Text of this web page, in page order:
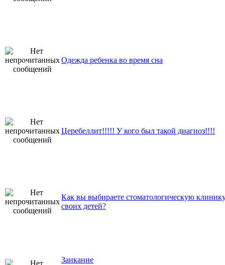
Одежда ребенка во время сна
Церебеллит!!!!! У кого был такой диагноз!!!!
Как вы выбираете стоматологическую
своих детей?
Заикание